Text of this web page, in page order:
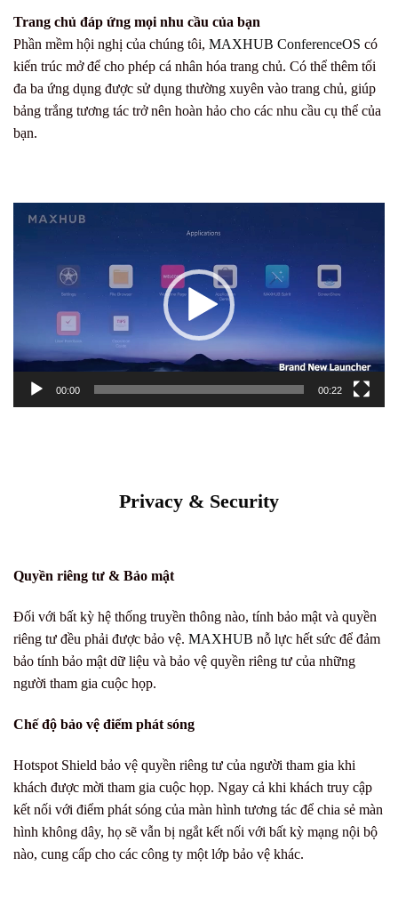
Trang chủ đáp ứng mọi nhu cầu của bạn
Phần mềm hội nghị của chúng tôi, MAXHUB ConferenceOS có
kiến trúc mở để cho phép cá nhân hóa trang chủ. Có thể thêm tối
đa ba ứng dụng được sử dụng thường xuyên vào trang chủ, giúp
bảng trắng tương tác trở nên hoàn hảo cho các nhu cầu cụ thể của
bạn.
Trình
00:00 00:22
Privacy & Security
Quyền riêng tư & Bảo mật
Đối với bất kỳ hệ thống truyền thông nào, tính bảo mật và quyền
riêng tư đều phải được bảo vệ. MAXHUB nỗ lực hết sức để đảm
bảo tính bảo mật dữ liệu và bảo vệ quyền riêng tư của những
người tham gia cuộc họp.
Chế độ bảo vệ điểm phát sóng
Hotspot Shield bảo vệ quyền riêng tư của người tham gia khi
khách được mời tham gia cuộc họp. Ngay cả khi khách truy cập
kết nối với điểm phát sóng của màn hình tương tác để chia sẻ màn
hình không dây, họ sẽ vẫn bị ngắt kết nối với bất kỳ mạng nội bộ
nào, cung cấp cho các công ty một lớp bảo vệ khác.